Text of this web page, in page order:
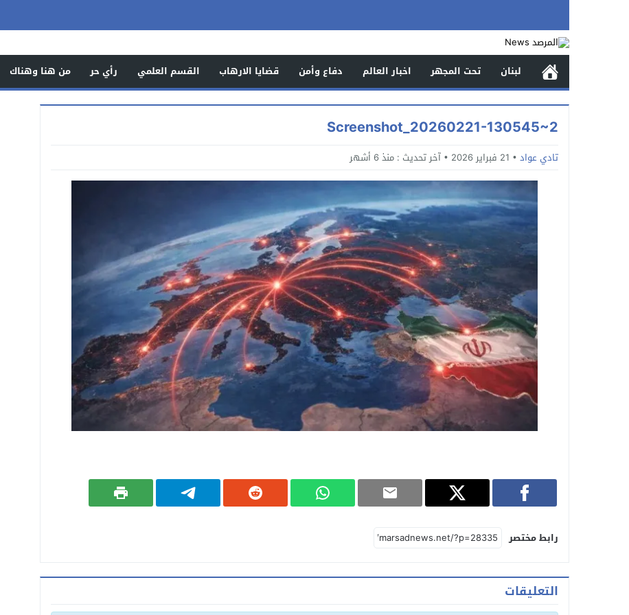
لبنان تحت المجهر اخبار العالم دفاع وأمن قضايا الارهاب القسم العلمي رأي حر من هنا وهناك
Screenshot_20260221-130545~2
تادي عواد 21 فبراير 2026 آخر تحديث : منذ 6 أشهر
رابط مختصر
التعليقات